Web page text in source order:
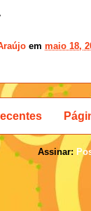
em maio 18,
Assinar: